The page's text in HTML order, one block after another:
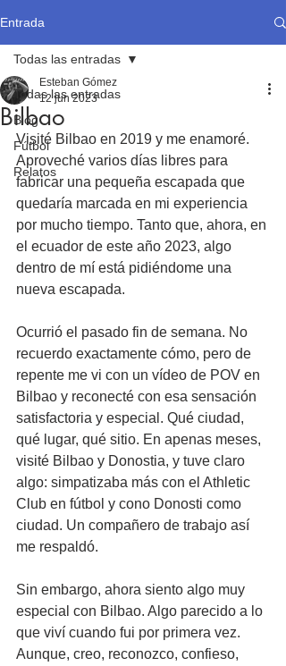
Entrada
Todas las entradas
Blog
Fútbol
Relatos
Todas las entradas
Bilbao
Esteban Gómez
12 jun 2023
Visité Bilbao en 2019 y me enamoré.
Aproveché varios días libres para
fabricar una pequeña escapada que
quedaría marcada en mi experiencia
por mucho tiempo. Tanto que, ahora, en
el ecuador de este año 2023, algo
dentro de mí está pidiéndome una
nueva escapada.
Ocurrió el pasado fin de semana. No
recuerdo exactamente cómo, pero de
repente me vi con un vídeo de POV en
Bilbao y reconecté con esa sensación
satisfactoria y especial. Qué ciudad,
qué lugar, qué sitio. En apenas meses,
visité Bilbao y Donostia, y tuve claro
algo: simpatizaba más con el Athletic
Club en fútbol y cono Donosti como
ciudad. Un compañero de trabajo así
me respaldó.
Sin embargo, ahora siento algo muy
especial con Bilbao. Algo parecido a lo
que viví cuando fui por primera vez.
Aunque, creo, reconozco, confieso,